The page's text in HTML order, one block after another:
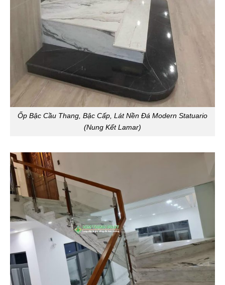
Ốp Bậc Cầu Thang, Bậc Cấp, Lát Nền Đá Modern Statuario
(Nung Kết Lamar)